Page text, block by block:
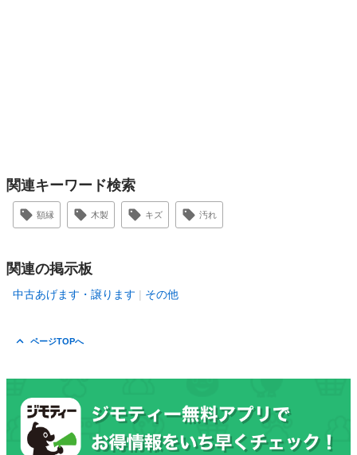
関連キーワード検索
額縁 木製 キズ 汚れ
関連の掲示板
中古あげます・譲ります その他
ページTOPへ